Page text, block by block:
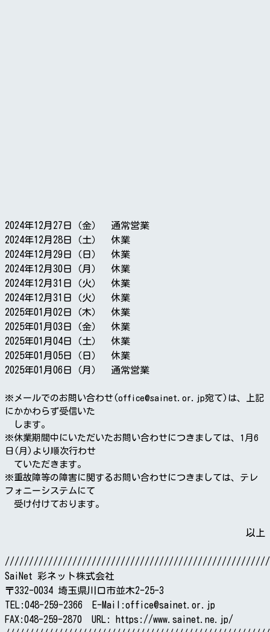
2024年12月27日（金） 通常営業
2024年12月28日（土） 休業
2024年12月29日（日） 休業
2024年12月30日（月） 休業
2024年12月31日（火） 休業
2024年12月31日（火） 休業
2025年01月02日（木） 休業
2025年01月03日（金） 休業
2025年01月04日（土） 休業
2025年01月05日（日） 休業
2025年01月06日（月） 通常営業
※メールでのお問い合わせ(office@sainet.or.jp宛て)は、上記
にかかわらず受信いた
します。
※休業期間中にいただいたお問い合わせにつきましては、1月6
日(月)より順次行わせ
ていただきます。
※重故障等の障害に関するお問い合わせにつきましては、テレ
フォニーシステムにて
受け付けております。
以上
SaiNet 彩ネット株式会社
〒332-0034 埼玉県川口市並木2-25-3
TEL:048-259-2366 E-Mail:office@sainet.or.jp
FAX:048-259-2870 URL: https://www.sainet.ne.jp/